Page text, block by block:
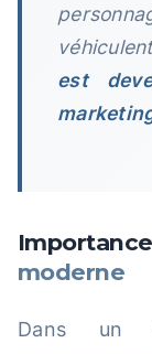
est
moderne
Dans un